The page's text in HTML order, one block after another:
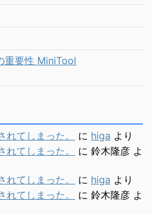
重要性 MiniTool
てしまった。 に higa より
てしまった。
に 鈴木隆彦 よ
てしまった。
に higa より
てしまった。
に 鈴木隆彦 よ